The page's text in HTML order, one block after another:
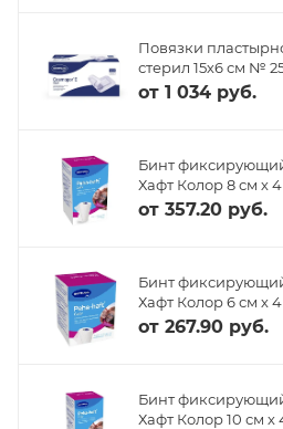
Повязки
стерил 15х6 см №
от 1 034 руб.
Бинт
Хафт Колор 8 см х
от 357.20 руб.
Бинт
Хафт Колор 6 см х
от 267.90 руб.
Бинт
Хафт Колор 10 см